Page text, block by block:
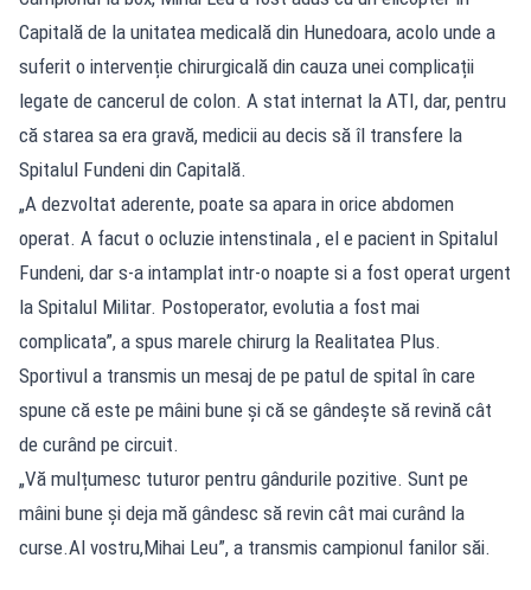
Capitală de la unitatea medicală din Hunedoara, acolo unde a
suferit o intervenție chirurgicală din cauza unei complicații
legate de cancerul de colon. A stat internat la ATI, dar, pentru
că starea sa era gravă, medicii au decis să îl transfere la
Spitalul Fundeni din Capitală.
„A dezvoltat aderente, poate sa apara in orice abdomen
operat. A facut o ocluzie intenstinala , el e pacient in Spitalul
Fundeni, dar s-a intamplat intr-o noapte si a fost operat urgent
la Spitalul Militar. Postoperator, evolutia a fost mai
complicata”, a spus marele chirurg la Realitatea Plus.
Sportivul a transmis un mesaj de pe patul de spital în care
spune că este pe mâini bune și că se gândește să revină cât
de curând pe circuit.
„Vă mulțumesc tuturor pentru gândurile pozitive. Sunt pe
mâini bune și deja mă gândesc să revin cât mai curând la
curse.Al vostru,Mihai Leu”, a transmis campionul fanilor săi.